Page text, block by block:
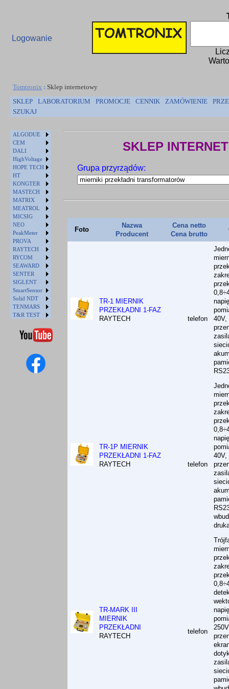
Logowanie
Tomtronix : Sklep internetowy
SKLEP
LABORATORIUM PROMOCJE CENNIK ZAMÓWIENIE
SZUKAJ
ALGODUE
CEM
DALI
HighVoltage
HOPE TECH
HT
KONGTER
MASTECH
MATRIX
MEATROL
MICSIG
NEO
PeakMeter
PROVA
RAYTECH
RYCOM
SEAWARD
SENTER
SIGLENT
SmartSensor
Solid NDT
TENMARS
T&R TEST
SKLEP
Grupa przyrządów:
Foto
Nazwa
Producent
Cena netto
Cena brutto
TR-1 MIERNIK
PRZEKŁADNI 1-FAZ
RAYTECH
telefon
40V,
TR-1P MIERNIK
PRZEKŁADNI 1-FAZ
RAYTECH
telefon
40V,
TR-MARK III
MIERNIK
PRZEKŁADNI
RAYTECH
telefon